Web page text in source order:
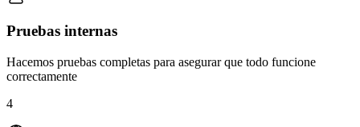
Pruebas internas
Hacemos pruebas completas para asegurar que todo funcione
correctamente
4